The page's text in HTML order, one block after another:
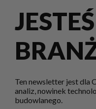
Ten newsletter jest dla
analiz, nowinek
budowlanego.